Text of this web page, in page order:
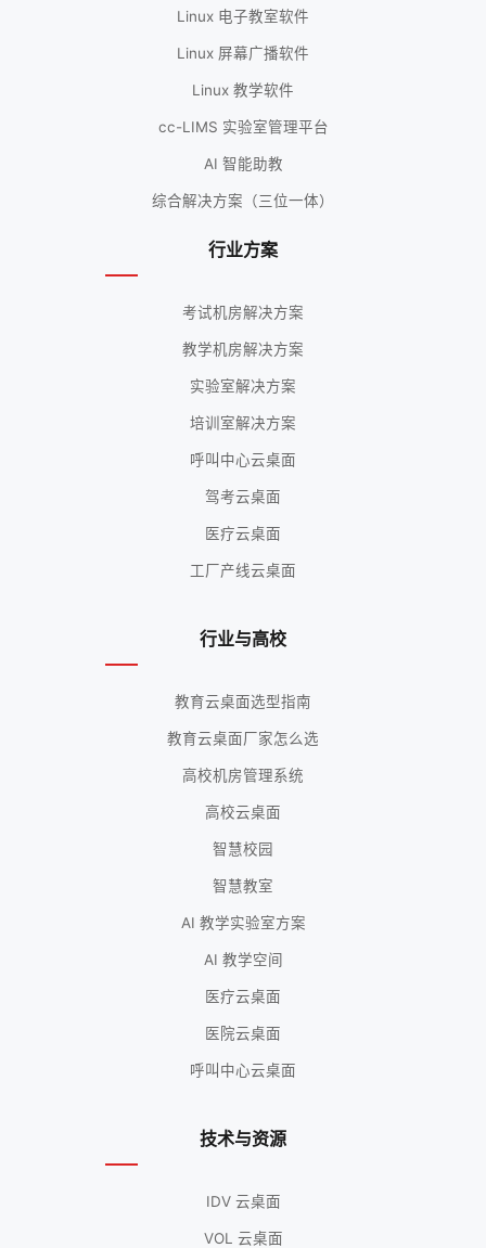
Linux 电子教室软件
Linux 屏幕广播软件
Linux 教学软件
cc-LIMS 实验室管理平台
AI 智能助教
综合解决方案（三位一体）
行业方案
考试机房解决方案
教学机房解决方案
实验室解决方案
培训室解决方案
呼叫中心云桌面
驾考云桌面
医疗云桌面
工厂产线云桌面
行业与高校
教育云桌面选型指南
教育云桌面厂家怎么选
高校机房管理系统
高校云桌面
智慧校园
智慧教室
AI 教学实验室方案
AI 教学空间
医疗云桌面
医院云桌面
呼叫中心云桌面
技术与资源
IDV 云桌面
VOL 云桌面